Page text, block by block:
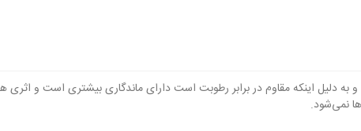
به دلیل اینکه مقاوم در برابر رطوبت است دارای ماندگاری بیشتری است و
نمی‌شود.